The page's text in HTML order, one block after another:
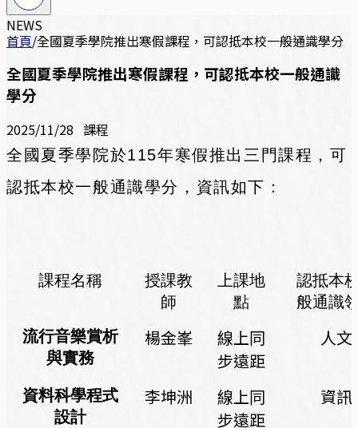
NEWS
首頁/全國夏季學院推出寒假課程，可認抵本校一般通識學分
全國夏季學院推出寒假課程，可認抵本校一般通識
學分
2025/11/28 課程
全國夏季學院於115年寒假推出三門課程，可
認抵本校一般通識學分，資訊如下：
課程名稱
授課教
師
上課地
點
認抵本
般通識
流行音樂賞析
與實務
楊金峯
線上同
步遠距
人文
資料科學程式
設計
李坤洲
線上同
步遠距
資訊